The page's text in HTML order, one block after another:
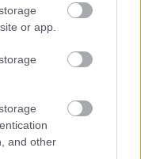
or app.
and other
– obnoviteľný zdroj.
priečok, stropu a
OSB.